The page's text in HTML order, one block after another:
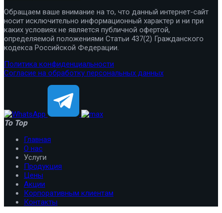
Обращаем ваше внимание на то, что данный интернет-сайт
носит исключительно информационный характер и ни при
каких условиях не является публичной офертой,
определяемой положениями Статьи 437(2) Гражданского
кодекса Российской Федерации.
Политика конфиденциальности
Согласие на обработку персональных данных
To Top
Главная
О нас
Услуги
Продукция
Цены
Акции
Корпоративным клиентам
Контакты